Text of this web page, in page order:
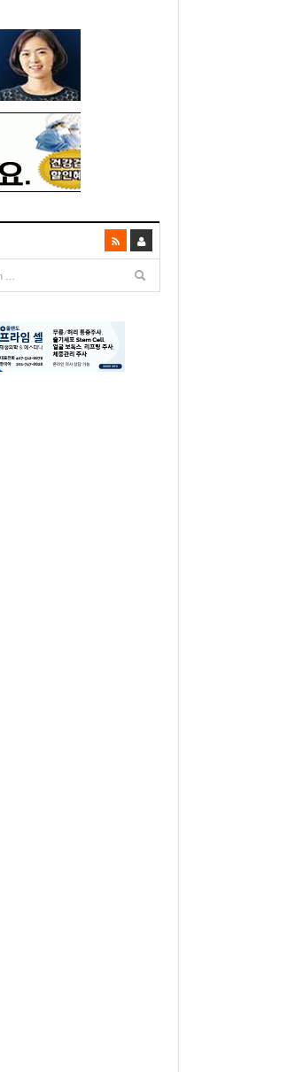
- 2003년 12월 10일
리다 백인선을 내며
- 2025년 07월 02일
으로 가 볼만한 여행지!<98회>